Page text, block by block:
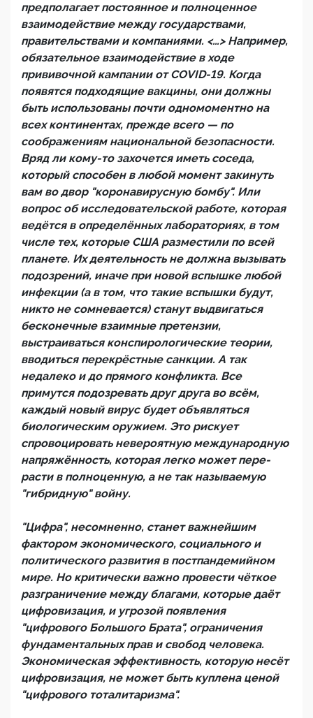
предполагает постоянное и полноценное
взаимодействие между государствами,
правительствами и компаниями. <…> Например,
обязательное взаимодействие в ходе
прививочной кампании от COVID-19. Когда
появятся подходящие вакцины, они должны
быть использованы почти одномоментно на
всех континентах, прежде всего — по
соображениям национальной безопасности.
Вряд ли кому-то захочется иметь соседа,
который способен в любой момент закинуть
вам во двор "коронавирусную бомбу". Или
вопрос об исследовательской работе, которая
ведётся в определённых лабораториях, в том
числе тех, которые США разместили по всей
планете. Их деятельность не должна вызывать
подозрений, иначе при новой вспышке любой
инфекции (а в том, что такие вспышки будут,
никто не сомневается) станут выдвигаться
бесконечные взаимные претензии,
выстраиваться конспирологические теории,
вводиться перекрёстные санкции. А так
недалеко и до прямого конфликта. Все
примутся подозревать друг друга во всём,
каждый новый вирус будет объявляться
биологическим оружием. Это рискует
спровоцировать невероятную международную
напряжённость, которая легко может пере-
расти в полноценную, а не так называемую
"гибридную" войну.
"Цифра", несомненно, станет важнейшим
фактором экономического, социального и
политического развития в постпандемийном
мире. Но критически важно провести чёткое
разграничение между благами, которые даёт
цифровизация, и угрозой появления
"цифрового Большого Брата", ограничения
фундаментальных прав и свобод человека.
Экономическая эффективность, которую несёт
цифровизация, не может быть куплена ценой
"цифрового тоталитаризма".